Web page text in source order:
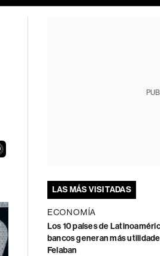
LAS MÁS VISITADAS
ECONOMÍA
Los 10 países de
bancos generan más
Felaban